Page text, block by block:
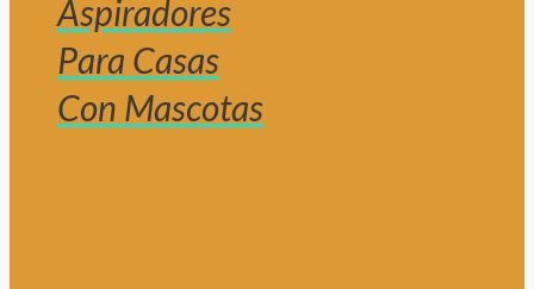
Aspiradores
Para Casas
Con Mascotas